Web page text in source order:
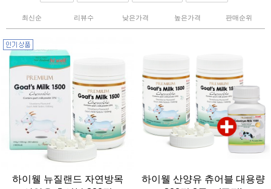
최신순 리뷰수 낮은가격 높은가격 판매순위
하이웰 뉴질랜드 자연방목
하이웰 산양유 츄어블 대용량